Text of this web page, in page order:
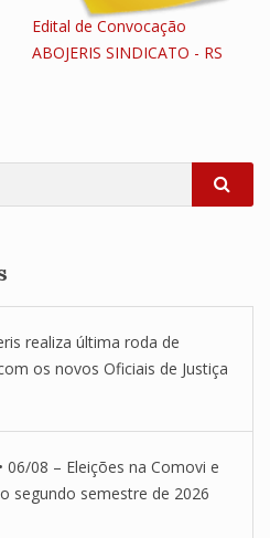
Edital de Convocação
ABOJERIS SINDICATO - RS
realiza última roda de
os novos Oficiais de Justiça
06/08 – Eleições na Comovi e
segundo semestre de 2026